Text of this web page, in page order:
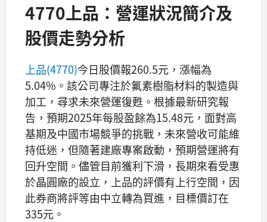
4770上品：營運狀況簡介及
股價走勢分析
上品(4770)今日股價報260.5元，漲幅為
5.04%。該公司專注於氟素樹脂材料的製造與
加工，尋求未來營運復甦。根據最新研究報
告，預期2025年每股盈餘為15.48元，面對高
基期及中國市場競爭的挑戰，未來營收可能維
持低迷，但隨著建廠專案啟動，預期營運將有
回升空間。儘管目前獲利下滑，長期來看受惠
於晶圓廠的設立，上品的評價有上行空間，因
此券商將評等由中立轉為買進，目標價訂在
335元。